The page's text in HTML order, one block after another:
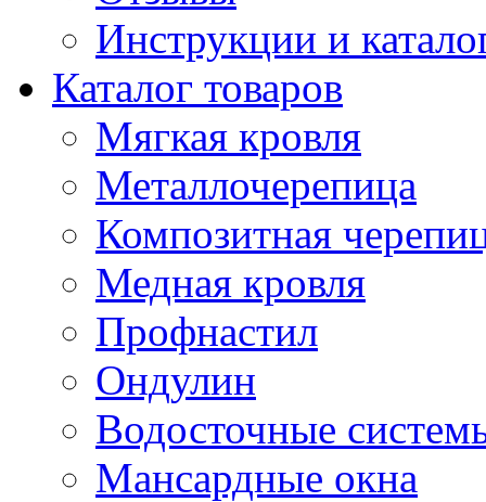
Инструкции и
Каталог товаров
Мягкая кровля
Металлочерепица
Композитная
Медная кровля
Профнастил
Ондулин
Водосточные
Мансардные окна